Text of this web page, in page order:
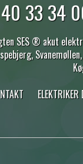
33 34
SES ® akut